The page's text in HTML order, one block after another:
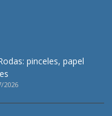
pinceles, papel
2026